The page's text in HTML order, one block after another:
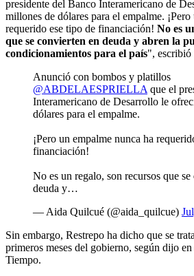
presidente del Banco Interamericano de
millones de dólares para el empalme.
requerido ese tipo de financiación! No es
que se convierten en deuda y abren la
condicionamientos para el país", escribió
Anunció con bombos y platillos
@ABDELAESPRIELLA que el
Interamericano de Desarrollo le
dólares para el empalme.
¡Pero un empalme nunca ha
financiación!
No es un regalo, son recursos que
deuda y…
— Aida Quilcué (@aida_quilcue)
Sin embargo, Restrepo ha dicho que se
primeros meses del gobierno, según dijo
Tiempo.